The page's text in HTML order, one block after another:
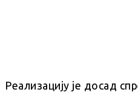
Реализацију је досад